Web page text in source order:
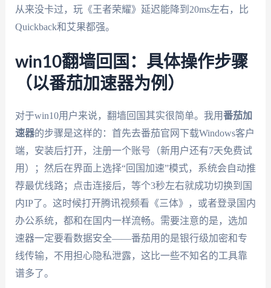
从来没卡过，玩《王者荣耀》延迟能降到20ms左右，比
Quickback和艾果都强。
win10翻墙回国：具体操作步骤
（以番茄加速器为例）
对于win10用户来说，翻墙回国其实很简单。我用番茄加
速器的步骤是这样的：首先去番茄官网下载Windows客户
端，安装后打开，注册一个账号（新用户还有7天免费试
用）；然后在界面上选择“回国加速”模式，系统会自动推
荐最优线路；点击连接后，等个3秒左右就成功切换到国
内IP了。这时候打开腾讯视频看《三体》，或者登录国内
办公系统，都和在国内一样流畅。需要注意的是，选加
速器一定要看数据安全——番茄用的是银行级加密和专
线传输，不用担心隐私泄露，这比一些不知名的工具靠
谱多了。